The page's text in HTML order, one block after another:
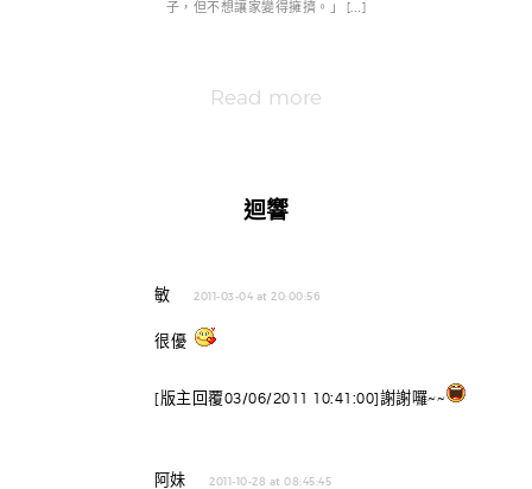
子，但不想讓家變得擁擠。」 […]
Read more
迴響
敏 2011-03-04 at 20:00:56
很優
[版主回覆03/06/2011 10:41:00]謝謝囉~~
阿妹 2011-10-28 at 08:45:45